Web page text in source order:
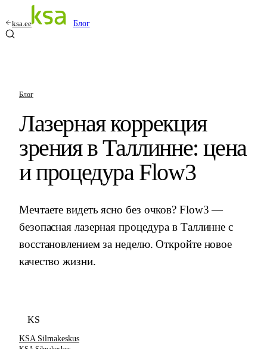
ksa.ee Блог
Блог
Лазерная коррекция
зрения в Таллинне: цена
и процедура Flow3
Мечтаете видеть ясно без очков? Flow3 —
безопасная лазерная процедура в Таллинне с
восстановлением за неделю. Откройте новое
качество жизни.
KS
KSA Silmakeskus